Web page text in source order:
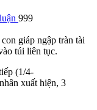
999
giáp ngập tràn tài
túi liên tục.